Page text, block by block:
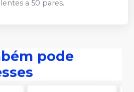
a 50 pares.
pode